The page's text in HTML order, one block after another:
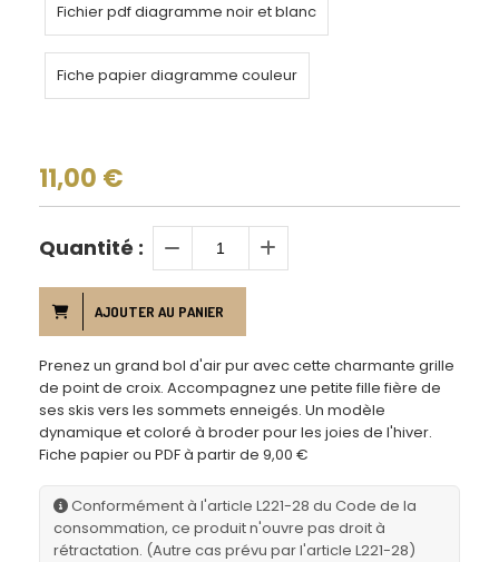
Fichier pdf diagramme noir et blanc
Fiche papier diagramme couleur
11,00 €
Quantité :
AJOUTER AU PANIER
Prenez un grand bol d'air pur avec cette charmante grille
de point de croix. Accompagnez une petite fille fière de
ses skis vers les sommets enneigés. Un modèle
dynamique et coloré à broder pour les joies de l'hiver.
Fiche papier ou PDF à partir de 9,00 €
Conformément à l'article L221-28 du Code de la
consommation, ce produit n'ouvre pas droit à
rétractation. (Autre cas prévu par l'article L221-28)